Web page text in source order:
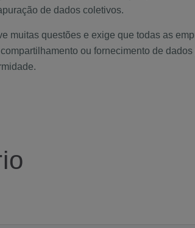
de dados coletivos.
muitas questões e exige que todas as
ou fornecimento de